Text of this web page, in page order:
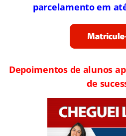
parcelamento em
Depoimentos de alunos
de